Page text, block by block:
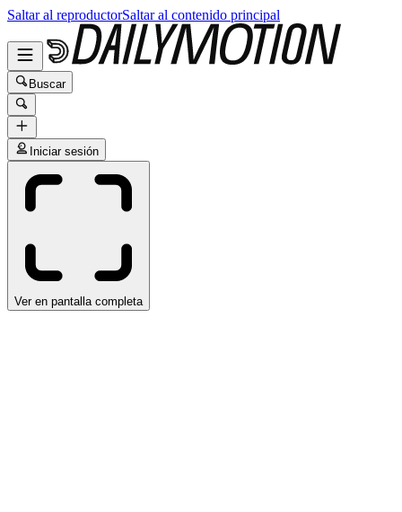
Saltar al reproductorSaltar al contenido principal
Buscar
Iniciar sesión
Ver en pantalla completa